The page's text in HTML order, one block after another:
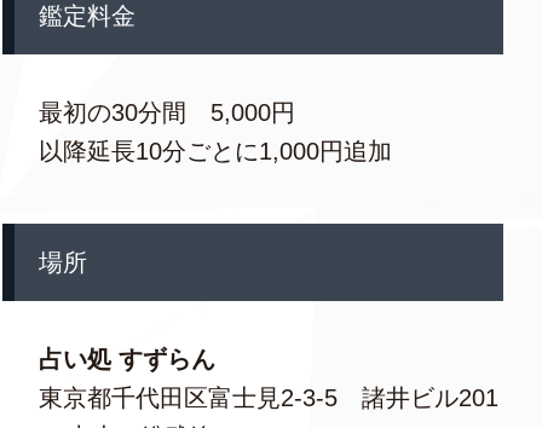
鑑定料金
最初の30分間 5,000円
以降延長10分ごとに1,000円追加
場所
占い処 すずらん
東京都千代田区富士見2-3-5 諸井ビル201